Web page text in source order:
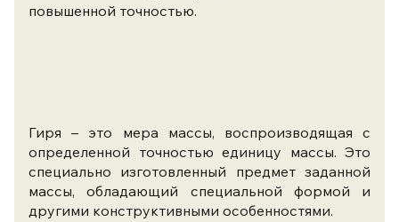
повышенной точностью.
Гиря – это мера массы, воспроизводящая с
определенной точностью единицу массы. Это
специально изготовленный предмет заданной
массы, обладающий специальной формой и
другими конструктивными особенностями.